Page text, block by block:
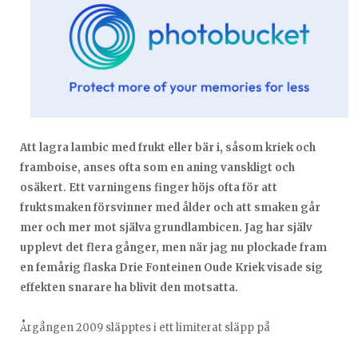
Att lagra lambic med frukt eller bär i, såsom kriek och
framboise, anses ofta som en aning vanskligt och
osäkert. Ett varningens finger höjs ofta för att
fruktsmaken försvinner med ålder och att smaken går
mer och mer mot själva grundlambicen. Jag har själv
upplevt det flera gånger, men när jag nu plockade fram
en femårig flaska Drie Fonteinen Oude Kriek visade sig
effekten snarare ha blivit den motsatta.
Årgången 2009 släpptes i ett limiterat släpp på